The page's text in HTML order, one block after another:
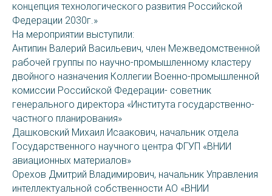
концепция технологического развития Российской
Федерации 2030г.»
На мероприятии выступили:
Антипин Валерий Васильевич, член Межведомственной
рабочей группы по научно-промышленному кластеру
двойного назначения Коллегии Военно-промышленной
комиссии Российской Федерации- советник
генерального директора «Института государственно-
частного планирования»
Дашковский Михаил Исаакович, начальник отдела
Государственного научного центра ФГУП «ВНИИ
авиационных материалов»
Орехов Дмитрий Владимирович, начальник Управления
интеллектуальной собственности АО «ВНИИ